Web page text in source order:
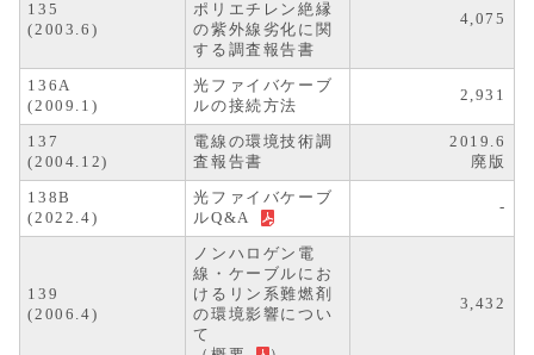
135
(2003.6)
ポリエチレン絶縁
の紫外線劣化に関
する調査報告書
4,075
136A
(2009.1)
光ファイバケーブ
ルの接続方法
2,931
137
(2004.12)
電線の環境技術調
査報告書
2019.6
廃版
138B
(2022.4)
光ファイバケーブ
ルQ&A
-
139
(2006.4)
ノンハロゲン電
線・ケーブルにお
けるリン系難燃剤
の環境影響につい
て
3,432